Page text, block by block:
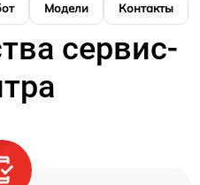
Модели Контакты
сервис-